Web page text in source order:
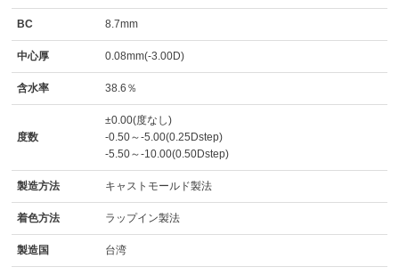
BC 8.7mm
中心厚 0.08mm(-3.00D)
含水率 38.6％
度数
±0.00(度なし)
-0.50～-5.00(0.25Dstep)
-5.50～-10.00(0.50Dstep)
製造方法 キャストモールド製法
着色方法 ラップイン製法
製造国 台湾